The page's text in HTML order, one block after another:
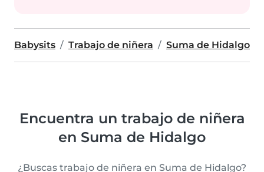
Babysits Trabajo de niñera Suma de Hidalgo
Encuentra un trabajo de niñera
en Suma de Hidalgo
¿Buscas trabajo de niñera en Suma de Hidalgo?